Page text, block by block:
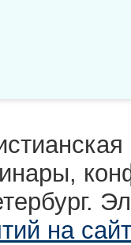
на сайт